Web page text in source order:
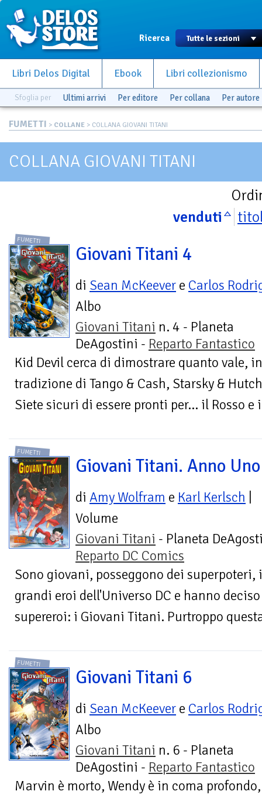
Ricerca
Libri Delos Digital Ebook Libri collezionismo
Sfoglia per Ultimi arrivi Per editore Per collana Per autore
FUMETTI > COLLANE > COLLANA GIOVANI TITANI
COLLANA GIOVANI TITANI
venduti
FUMETTI
Giovani Titani 4
di Sean McKeever e Carlos
Albo
Giovani Titani n. 4 - Planeta
DeAgostini - Reparto Fantastico
Kid Devil cerca di dimostrare quanto vale,
tradizione di Tango & Cash, Starsky &
Siete sicuri di essere pronti per… il Rosso e
FUMETTI
Giovani Titani. Anno Uno
di Amy Wolfram e Karl Kerlsch
Volume
Giovani Titani - Planeta
Reparto DC Comics
Sono giovani, posseggono dei
grandi eroi dell'Universo DC e hanno
supereroi: i Giovani Titani. Purtroppo
FUMETTI
Giovani Titani 6
di Sean McKeever e Carlos
Albo
Giovani Titani n. 6 - Planeta
DeAgostini - Reparto Fantastico
Marvin è morto, Wendy è in coma